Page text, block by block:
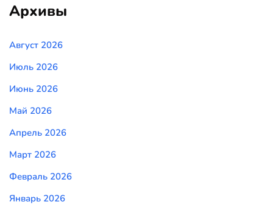
Архивы
Август 2026
Июль 2026
Июнь 2026
Май 2026
Апрель 2026
Март 2026
Февраль 2026
Январь 2026